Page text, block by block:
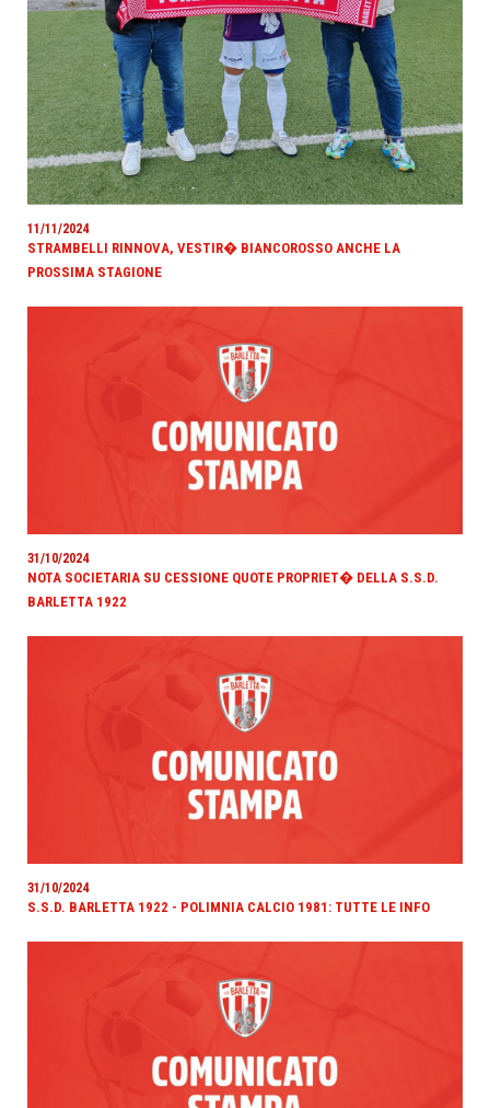
11/11/2024
STRAMBELLI RINNOVA, VESTIR� BIANCOROSSO ANCHE LA
PROSSIMA STAGIONE
31/10/2024
NOTA SOCIETARIA SU CESSIONE QUOTE PROPRIET� DELLA S.S.D.
BARLETTA 1922
31/10/2024
S.S.D. BARLETTA 1922 - POLIMNIA CALCIO 1981: TUTTE LE INFO